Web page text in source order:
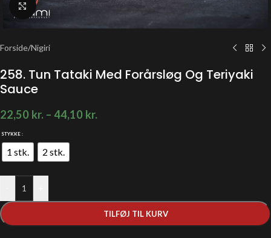
Klik for at forstørre
Forside/Nigiri
258. Tun Tataki Med Forårsløg Og Teriyaki
Sauce
22,50 kr. – 44,10 kr.
STYKKE
1 stk. 2 stk.
TILFØJ TIL KURV